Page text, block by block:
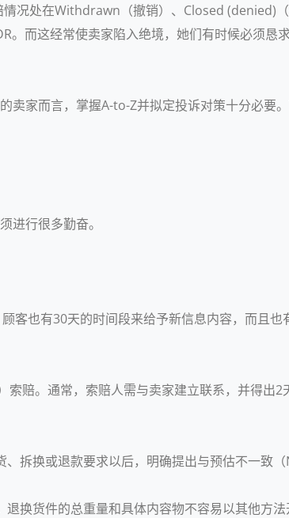
情况处在Withdrawn（撤销）、Closed (denied)
而这经常使卖家陷入绝境，她们有时候必须恳
卖家而言，掌握A-to-Z并拟定投诉对策十分必要
进行很多勤奋。
客也有30天的时间段来给予新信息内容，而且
赔。通常，索赔人需与卖家建立联系，并得出
拆换或退款要求以后，明确提出与预估不一致（
换货件的总重量和具体内容物不容易以其他方